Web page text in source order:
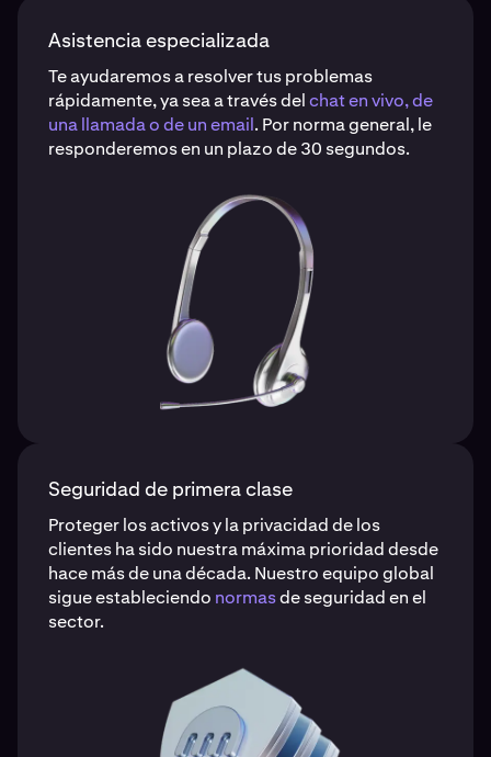
Asistencia especializada
Te ayudaremos a resolver tus problemas
rápidamente, ya sea a través delchat en vivo, de
una llamada o de un email. Por norma general, le
responderemos en un plazo de 30 segundos.
Seguridad de primera clase
Proteger los activos y la privacidad de los
clientes ha sido nuestra máxima prioridad desde
hace más de una década. Nuestro equipo global
sigue estableciendo normasde seguridad en el
sector.